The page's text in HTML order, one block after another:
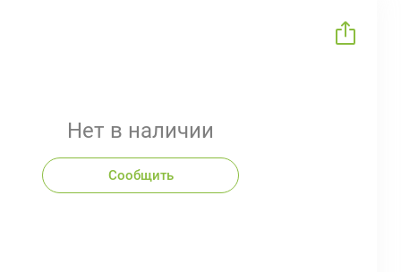
Нет в наличии
Сообщить